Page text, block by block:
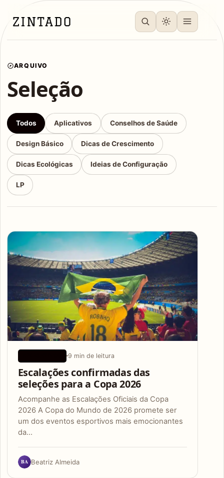
ARQUIVO
Seleção
Todos Aplicativos Conselhos de Saúde
Design Básico Dicas de Crescimento
Dicas Ecológicas Ideias de Configuração
LP
Articles
9 min de leitura
Escalações confirmadas das
seleções para a Copa 2026
Acompanhe as Escalações Oficiais da Copa
2026 A Copa do Mundo de 2026 promete ser
um dos eventos esportivos mais emocionantes
da…
BA Beatriz Almeida